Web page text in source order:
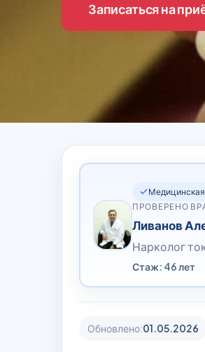
Записаться на
ПРОВЕРЕНО
Ливанов
Нарколог
Стаж: 46 лет
Обновлено:01.05.2026